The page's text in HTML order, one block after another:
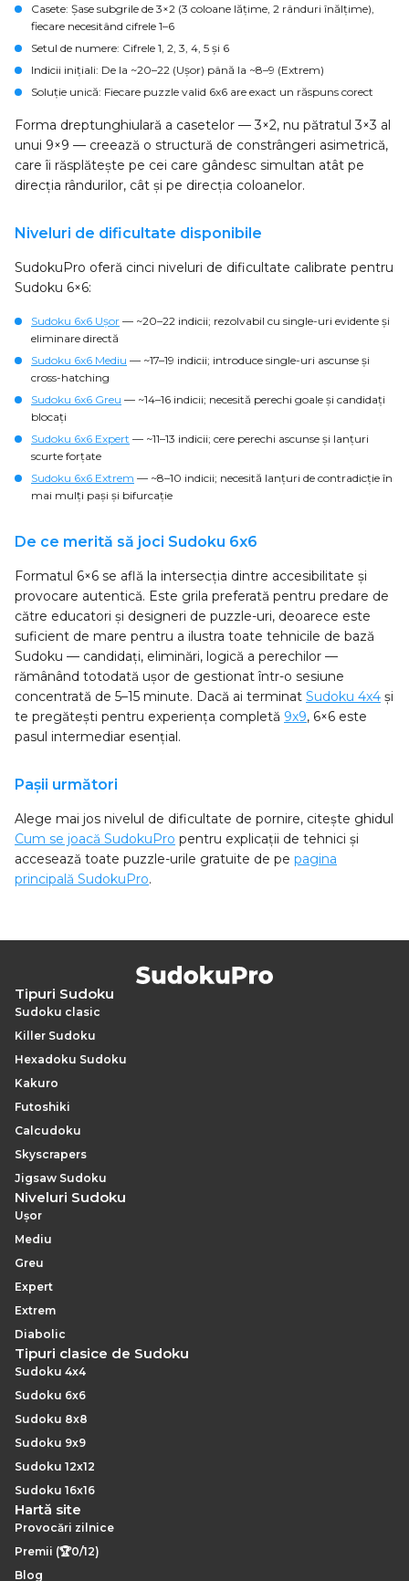
Casete: Șase subgrile de 3×2 (3 coloane lățime, 2 rânduri înălțime),
fiecare necesitând cifrele 1–6
Setul de numere: Cifrele 1, 2, 3, 4, 5 și 6
Indicii inițiali: De la ~20–22 (Ușor) până la ~8–9 (Extrem)
Soluție unică: Fiecare puzzle valid 6x6 are exact un răspuns corect
Forma dreptunghiulară a casetelor — 3×2, nu pătratul 3×3 al
unui 9×9 — creează o structură de constrângeri asimetrică,
care îi răsplătește pe cei care gândesc simultan atât pe
direcția rândurilor, cât și pe direcția coloanelor.
Niveluri de dificultate disponibile
SudokuPro oferă cinci niveluri de dificultate calibrate pentru
Sudoku 6×6:
Sudoku 6x6 Ușor — ~20–22 indicii; rezolvabil cu single-uri evidente și
eliminare directă
Sudoku 6x6 Mediu — ~17–19 indicii; introduce single-uri ascunse și
cross-hatching
Sudoku 6x6 Greu — ~14–16 indicii; necesită perechi goale și candidați
blocați
Sudoku 6x6 Expert — ~11–13 indicii; cere perechi ascunse și lanțuri
scurte forțate
Sudoku 6x6 Extrem — ~8–10 indicii; necesită lanțuri de contradicție în
mai mulți pași și bifurcație
De ce merită să joci Sudoku 6x6
Formatul 6×6 se află la intersecția dintre accesibilitate și
provocare autentică. Este grila preferată pentru predare de
către educatori și designeri de puzzle-uri, deoarece este
suficient de mare pentru a ilustra toate tehnicile de bază
Sudoku — candidați, eliminări, logică a perechilor —
rămânând totodată ușor de gestionat într-o sesiune
concentrată de 5–15 minute. Dacă ai terminat Sudoku 4x4 și
te pregătești pentru experiența completă 9x9, 6×6 este
pasul intermediar esențial.
Pașii următori
Alege mai jos nivelul de dificultate de pornire, citește ghidul
Cum se joacă SudokuPro pentru explicații de tehnici și
accesează toate puzzle-urile gratuite de pe pagina
principală SudokuPro.
Tipuri Sudoku
Sudoku clasic
Killer Sudoku
Hexadoku Sudoku
Kakuro
Futoshiki
Calcudoku
Skyscrapers
Jigsaw Sudoku
Niveluri Sudoku
Ușor
Mediu
Greu
Expert
Extrem
Diabolic
Tipuri clasice de Sudoku
Sudoku 4x4
Sudoku 6x6
Sudoku 8x8
Sudoku 9x9
Sudoku 12x12
Sudoku 16x16
Hartă site
Provocări zilnice
Premii (🏆0/12)
Blog